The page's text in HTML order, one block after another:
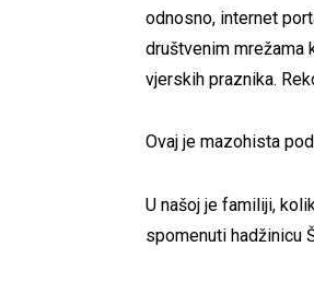
odnosno, internet
društvenim mrežama
vjerskih praznika.
Ovaj je mazohista
U našoj je familiji,
spomenuti hadžinicu